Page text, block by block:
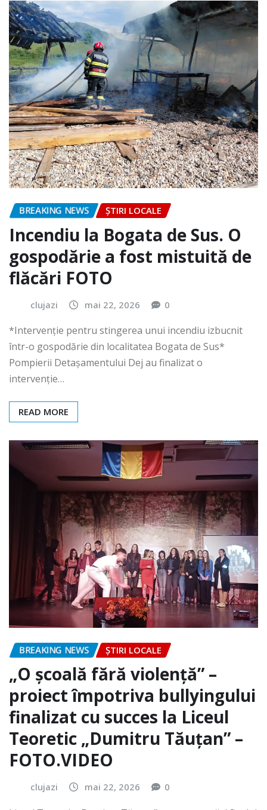
BREAKING NEWS ȘTIRI LOCALE
Incendiu la Bogata de Sus. O
gospodărie a fost mistuită de
flăcări FOTO
clujazi mai 22, 2026 0
*Intervenție pentru stingerea unui incendiu izbucnit
într-o gospodărie din localitatea Bogata de Sus*
Pompierii Detașamentului Dej au finalizat o
intervenție…
READ MORE
BREAKING NEWS ȘTIRI LOCALE
„O școală fără violență” –
proiect împotriva bullyingului
finalizat cu succes la Liceul
Teoretic „Dumitru Tăuțan” –
FOTO.VIDEO
clujazi mai 22, 2026 0